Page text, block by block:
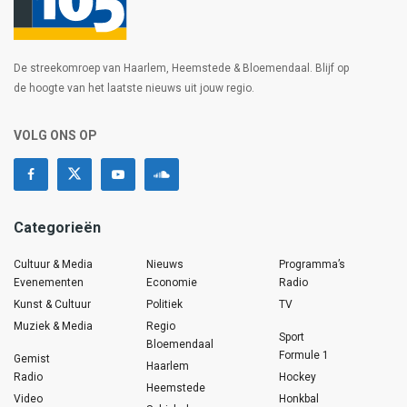
De streekomroep van Haarlem, Heemstede & Bloemendaal. Blijf op
de hoogte van het laatste nieuws uit jouw regio.
VOLG ONS OP
Categorieën
Cultuur & Media
Evenementen
Kunst & Cultuur
Muziek & Media
Gemist
Radio
Video
Nieuws
Economie
Politiek
Regio
Bloemendaal
Haarlem
Heemstede
Programma’s
Radio
TV
Sport
Formule 1
Hockey
Honkbal